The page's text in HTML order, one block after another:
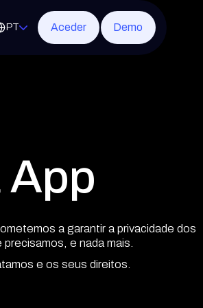
PT Aceder Demo
App
a garantir a privacidade dos
e nada mais.
e os seus direitos.
ambientes virtuais